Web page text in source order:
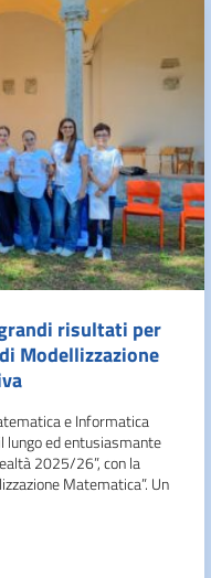
risultati per
Modellizzazione
e Informatica
lungo ed entusiasmante
2025/26”, con la
Matematica”. Un